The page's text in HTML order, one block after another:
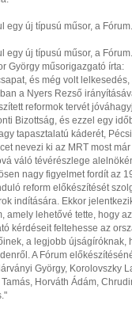
egy új típusú műsor, a Fórum.
egy új típusú műsor, a Fórum.
György műsorigazgató írta:
és még volt
a Nyers Rezső
reformok tervét
Bizottság, és ezzel egy
tapasztalatú káderét, Pécsi
nevezi ki az MRT most már
váló tévérészlege
nagy figyelmet fordít az
reform előkészítését
indítására. Ekkor
amely lehetővé tette, hogy
kérdéseit feltehesse az
a legjobb újságíróknak,
A Fórum
György, Korolovszky
Horváth Ádám,